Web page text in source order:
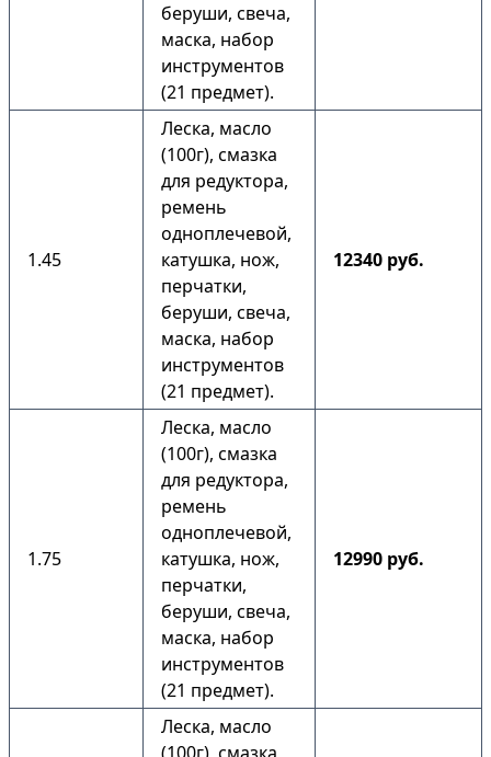
беруши, свеча,
маска, набор
инструментов
(21 предмет).
1.45
Леска, масло
(100г), смазка
для редуктора,
ремень
одноплечевой,
катушка, нож,
перчатки,
беруши, свеча,
маска, набор
инструментов
(21 предмет).
12340 руб.
1.75
Леска, масло
(100г), смазка
для редуктора,
ремень
одноплечевой,
катушка, нож,
перчатки,
беруши, свеча,
маска, набор
инструментов
(21 предмет).
12990 руб.
Леска, масло